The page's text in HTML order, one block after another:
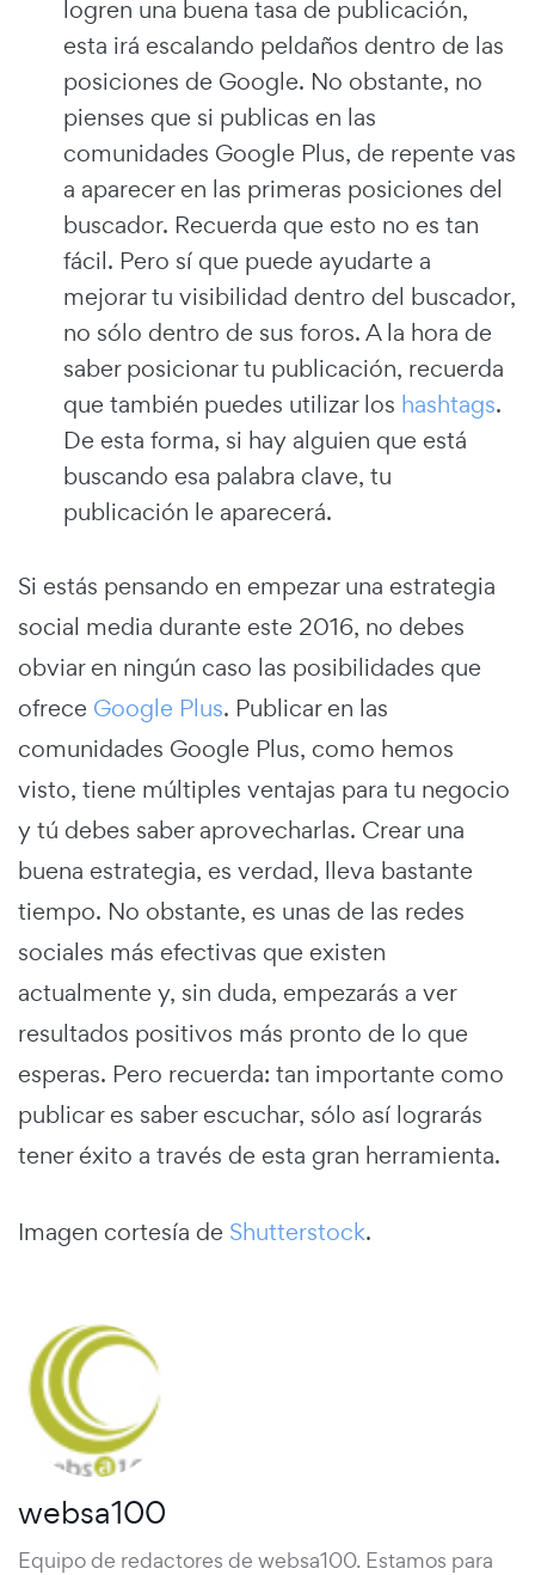
logren una buena tasa de publicación,
esta irá escalando peldaños dentro de las
posiciones de Google. No obstante, no
pienses que si publicas en las
comunidades Google Plus, de repente vas
a aparecer en las primeras posiciones del
buscador. Recuerda que esto no es tan
fácil. Pero sí que puede ayudarte a
mejorar tu visibilidad dentro del buscador,
no sólo dentro de sus foros. A la hora de
saber posicionar tu publicación, recuerda
que también puedes utilizar los hashtags.
De esta forma, si hay alguien que está
buscando esa palabra clave, tu
publicación le aparecerá.
Si estás pensando en empezar una estrategia
social media durante este 2016, no debes
obviar en ningún caso las posibilidades que
ofrece Google Plus. Publicar en las
comunidades Google Plus, como hemos
visto, tiene múltiples ventajas para tu negocio
y tú debes saber aprovecharlas. Crear una
buena estrategia, es verdad, lleva bastante
tiempo. No obstante, es unas de las redes
sociales más efectivas que existen
actualmente y, sin duda, empezarás a ver
resultados positivos más pronto de lo que
esperas. Pero recuerda: tan importante como
publicar es saber escuchar, sólo así lograrás
tener éxito a través de esta gran herramienta.
Imagen cortesía de Shutterstock.
websa100
Equipo de redactores de websa100. Estamos para